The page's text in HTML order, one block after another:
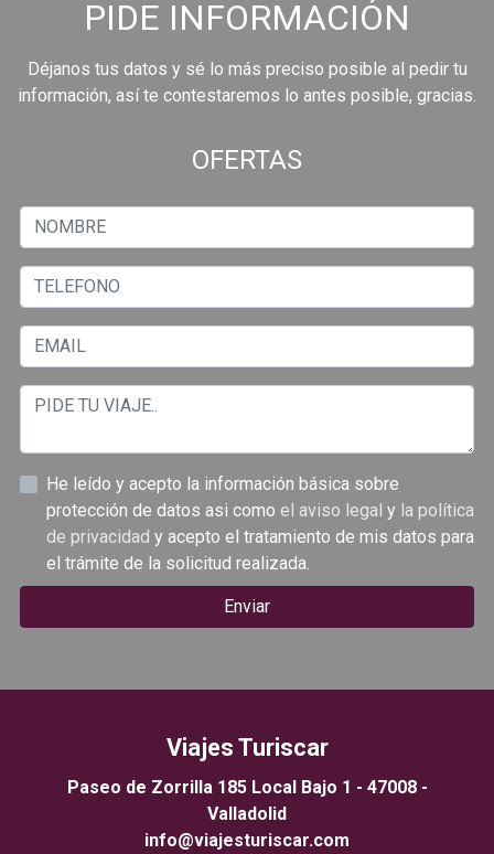
PIDE INFORMACIÓN
Déjanos tus datos y sé lo más preciso posible al pedir tu
información, así te contestaremos lo antes posible, gracias.
OFERTAS
He leído y acepto la información básica sobre
protección de datos asi como el aviso legal y la política
de privacidad y acepto el tratamiento de mis datos para
el trámite de la solicitud realizada.
Enviar
Viajes Turiscar
Paseo de Zorrilla 185 Local Bajo 1 - 47008 -
Valladolid
info@viajesturiscar.com